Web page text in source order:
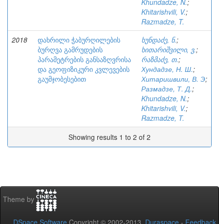
Khundadze, N.;
Khitarishvili, V.;
Razmadze, T.
2018
დახრილი ჭაბურღილების
ბურღვა გამრუდების
პარამეტრების განსაზღვრისა
და გეოფიზიკური კვლევების
გაუმჯობესებით
ხუნდაძე, ნ.;
ხითარიშვილი, ვ.;
რაზმაძე, თ.;
Хундадзе, Н. Ш.;
Хитаришвили, В. Э;
Размадзе, Т. Д.;
Khundadze, N.;
Khitarishvili, V.;
Razmadze, T.
Showing results 1 to 2 of 2
Theme by
DSpace Software Copyright © 2002-2013 Duraspace - Feedback